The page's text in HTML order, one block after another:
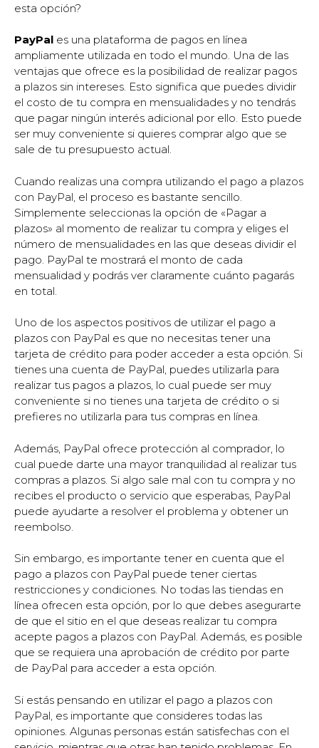
esta opción?
PayPal es una plataforma de pagos en línea
ampliamente utilizada en todo el mundo. Una de las
ventajas que ofrece es la posibilidad de realizar pagos
a plazos sin intereses. Esto significa que puedes dividir
el costo de tu compra en mensualidades y no tendrás
que pagar ningún interés adicional por ello. Esto puede
ser muy conveniente si quieres comprar algo que se
sale de tu presupuesto actual.
Cuando realizas una compra utilizando el pago a plazos
con PayPal, el proceso es bastante sencillo.
Simplemente seleccionas la opción de «Pagar a
plazos» al momento de realizar tu compra y eliges el
número de mensualidades en las que deseas dividir el
pago. PayPal te mostrará el monto de cada
mensualidad y podrás ver claramente cuánto pagarás
en total.
Uno de los aspectos positivos de utilizar el pago a
plazos con PayPal es que no necesitas tener una
tarjeta de crédito para poder acceder a esta opción. Si
tienes una cuenta de PayPal, puedes utilizarla para
realizar tus pagos a plazos, lo cual puede ser muy
conveniente si no tienes una tarjeta de crédito o si
prefieres no utilizarla para tus compras en línea.
Además, PayPal ofrece protección al comprador, lo
cual puede darte una mayor tranquilidad al realizar tus
compras a plazos. Si algo sale mal con tu compra y no
recibes el producto o servicio que esperabas, PayPal
puede ayudarte a resolver el problema y obtener un
reembolso.
Sin embargo, es importante tener en cuenta que el
pago a plazos con PayPal puede tener ciertas
restricciones y condiciones. No todas las tiendas en
línea ofrecen esta opción, por lo que debes asegurarte
de que el sitio en el que deseas realizar tu compra
acepte pagos a plazos con PayPal. Además, es posible
que se requiera una aprobación de crédito por parte
de PayPal para acceder a esta opción.
Si estás pensando en utilizar el pago a plazos con
PayPal, es importante que consideres todas las
opiniones. Algunas personas están satisfechas con el